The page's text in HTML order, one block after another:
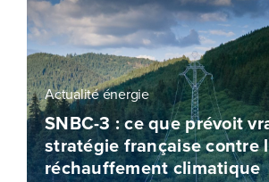
Actualité énergie
SNBC-3 : ce que prévoit
stratégie française contre
réchauffement climatique